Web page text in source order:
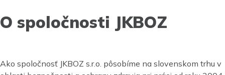
O spoločnosti JKBOZ
Ako spoločnosť JKBOZ s.r.o. pôsobíme na slovenskom trhu v